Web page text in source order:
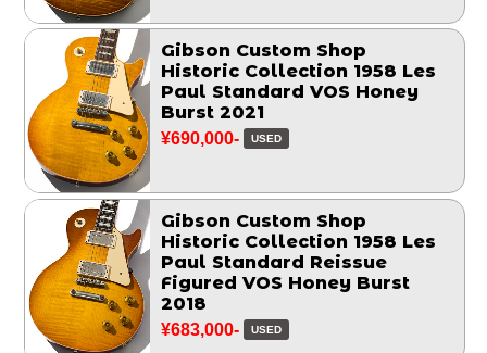
Gibson Custom Shop
Historic Collection 1958 Les
Paul Standard VOS Honey
Burst 2021
¥690,000- USED
Gibson Custom Shop
Historic Collection 1958 Les
Paul Standard Reissue
Figured VOS Honey Burst
2018
¥683,000- USED